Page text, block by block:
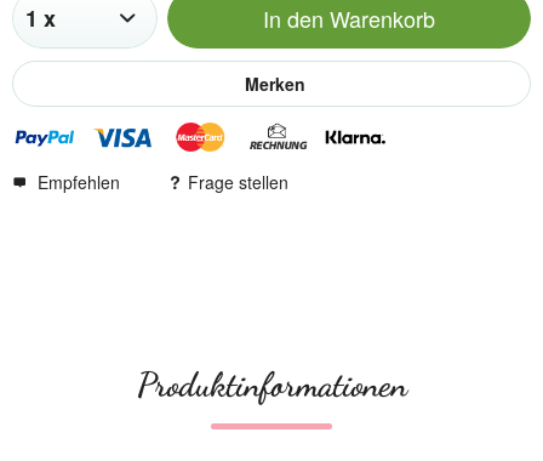
In den Warenkorb
Merken
Empfehlen Frage stellen
Produktinformationen